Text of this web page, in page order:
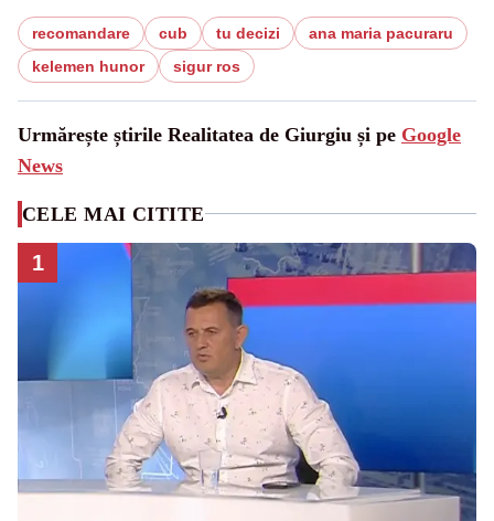
recomandare cub tu decizi
ana maria pacuraru
kelemen hunor
sigur ros
Urmărește știrile Realitatea de Giurgiu și pe Google
News
CELE MAI CITITE
1